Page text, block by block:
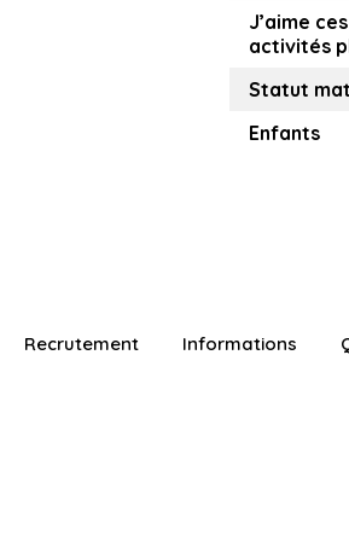
J’aime ces
activités
Statut
Enfants
Recrutement Informations